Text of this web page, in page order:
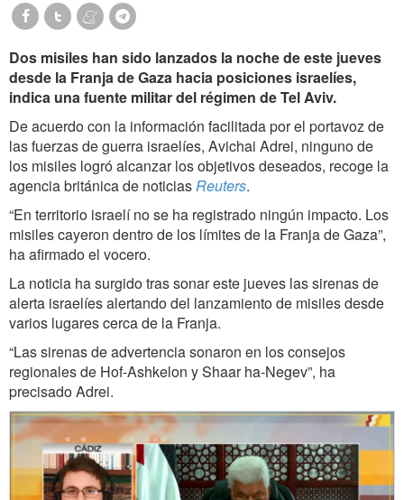
Dos misiles han sido lanzados la noche de este jueves
desde la Franja de Gaza hacia posiciones israelíes,
indica una fuente militar del régimen de Tel Aviv.
De acuerdo con la información facilitada por el portavoz de
las fuerzas de guerra israelíes, Avichai Adrei, ninguno de
los misiles logró alcanzar los objetivos deseados, recoge la
agencia británica de noticiasReuters.
“En territorio israelí no se ha registrado ningún impacto. Los
misiles cayeron dentro de los límites de la Franja de Gaza”,
ha afirmado el vocero.
La noticia ha surgido tras sonar este jueves las sirenas de
alerta israelíes alertando del lanzamiento de misiles desde
varios lugares cerca de la Franja.
“Las sirenas de advertencia sonaron en los consejos
regionales de Hof-Ashkelon y Shaar ha-Negev”, ha
precisado Adrei.